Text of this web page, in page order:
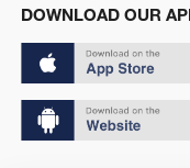
DOWNLOAD OUR